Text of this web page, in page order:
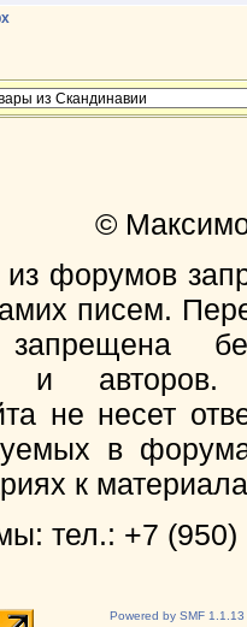
©
форумов
писем.
и
не несет
в
к
тел.: +7 (950)
Powered by SMF 1.1.13